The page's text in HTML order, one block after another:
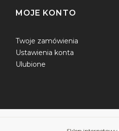
MOJE KONTO
Twoje zamówienia
Ustawienia konta
Ulubione